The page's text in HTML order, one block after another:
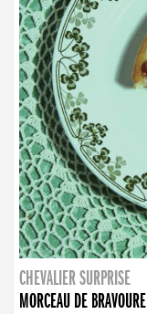
CHEVALIER SURPRISE
MORCEAU DE BRAVOURE